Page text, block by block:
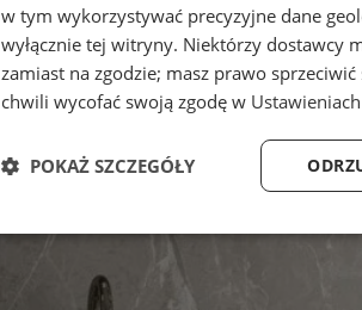
w tym wykorzystywać precyzyjne dane
wyłącznie tej witryny. Niektórzy dostawcy
zamiast na zgodzie; masz prawo
chwili wycofać swoją zgodę w
POKAŻ SZCZEGÓŁY
Niezbędne Wydajność